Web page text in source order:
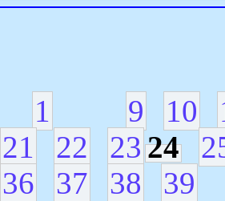
1 9 10
21
22 23 24
36
37 38 39